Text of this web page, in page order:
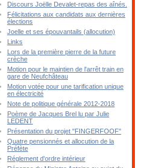
Discours Joëlle Devalet-repas des aînés.
Félicitations aux candidats aux dernières
élections
Joelle et ses épouvantails (allocution)
Links
Lors de la première pierre de la future
crèche
Motion pour le maintien de l'arrêt train en
gare de Neufchâteau
Motion votée pour une tarification unique
en électricité
Note de politique générale 2012-2018
Poème de Jacques Brel lu par Julie
LEDENT
Présentation du projet "FINGERFOOF"
Quatre pensionnés et allocution de la
Préfète
Réglement d'ordre intérieur